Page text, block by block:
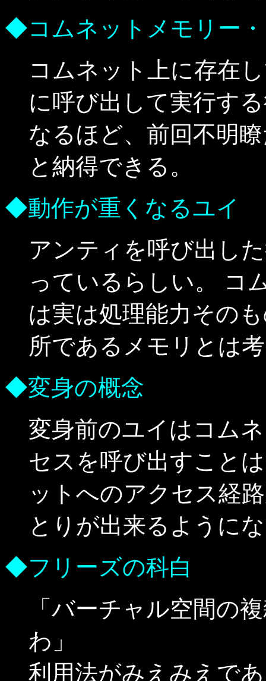
◆コムネットメモリー
コムネット上に存在
に呼び出して実行す
なるほど、前回不明
と納得できる。
◆動作が重くなるユイ
アンティを呼び出し
っているらしい。 コ
は実は処理能力その
所であるメモリとは
◆変身の概念
変身前のユイはコム
セスを呼び出すこと
ットへのアクセス経
とりが出来るように
◆フリーズの科白
「バーチャル空間の
わ」
利用法がみえみえで